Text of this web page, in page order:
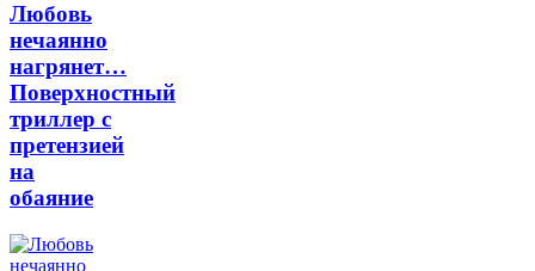
Любовь
нечаянно
нагрянет…
Поверхностный
триллер с
претензией
на
обаяние